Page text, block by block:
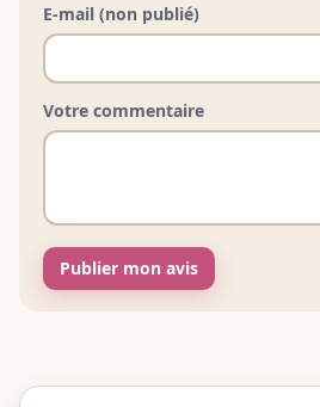
E-mail (non publié)
Votre commentaire
Publier mon avis